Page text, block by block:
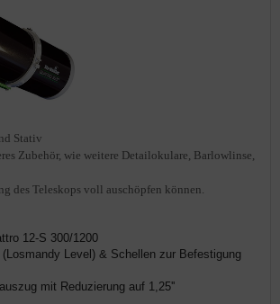
Stativ
Zubehör, wie weitere Detailokulare, Barlowlinse,
des Teleskops voll auschöpfen können.
12-S 300/1200
Level) & Schellen zur Befestigung
mit Reduzierung auf 1,25''